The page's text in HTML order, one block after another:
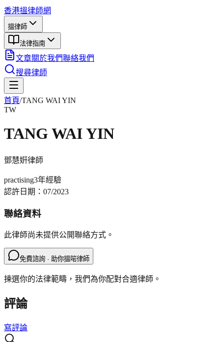
香港搵律師網
搵律師
法律指南
文章關於我們聯絡我們
搜尋律師
首頁/TANG WAI YIN
TW
TANG WAI YIN
鄧慧姸律師
practising3年經驗
認許日期： 07/2023
聯絡資料
此律師尚未提供公開聯絡方式。
免費諮詢 · 助你搵啱律師
揀選你的法律範疇，我們為你配對合適律師。
評論
寫評論